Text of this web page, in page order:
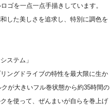
ゴを一点一点手描きしています。
した美しさを追求し、特別に調色を
ステム」
ングドライブの特性を最大限に生か
が大きいフル巻状態から約35時間の
を使って、ぜんまいが自らを巻上げ